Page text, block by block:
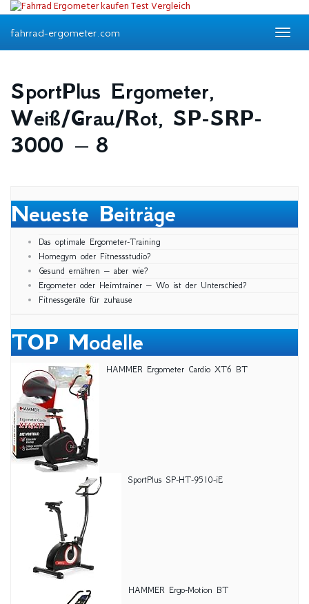
Skip
main
content
Toggle
fahrrad-ergometer.com
SportPlus Ergometer,
Weiß/Grau/Rot, SP-SRP-
3000 – 8
Neueste Beiträge
Das optimale Ergometer-Training
Homegym oder Fitnessstudio?
Gesund ernähren – aber wie?
Ergometer oder Heimtrainer – Wo ist der Unterschied?
Fitnessgeräte für zuhause
TOP Modelle
HAMMER Ergometer Cardio XT6 BT
SportPlus SP-HT-9510-iE
HAMMER Ergo-Motion BT